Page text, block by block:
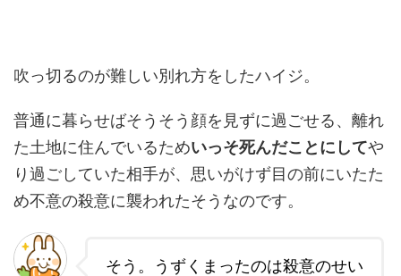
吹っ切るのが難しい別れ方をしたハイジ。
普通に暮らせばそうそう顔を見ずに過ごせる、離れ
た土地に住んでいるためいっそ死んだことにしてや
り過ごしていた相手が、思いがけず目の前にいたた
め不意の殺意に襲われたそうなのです。
そう。うずくまったのは殺意のせい